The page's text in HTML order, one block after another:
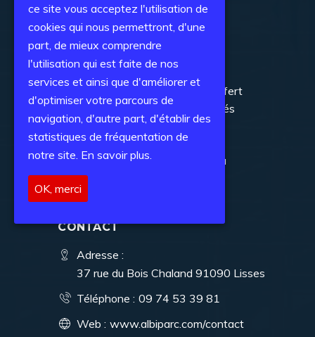
Contactez-nous
DERNIÈRES ACTUALITÉS
BNP Paribas – Transfert
de la salle des marchés
Un Service Desk ? La
CONTACT
Adresse :
37 rue du Bois Chaland 91090 Lisses
Téléphone : 09 74 53 39 81
Web : www.albiparc.com/contact
ce site vous acceptez l'utilisation de
cookies qui nous permettront, d'une
part, de mieux comprendre
l'utilisation qui est faite de nos
services et ainsi que d'améliorer et
d'optimiser votre parcours de
navigation, d'autre part, d'établir des
statistiques de fréquentation de
notre site. En savoir plus.
OK, merci